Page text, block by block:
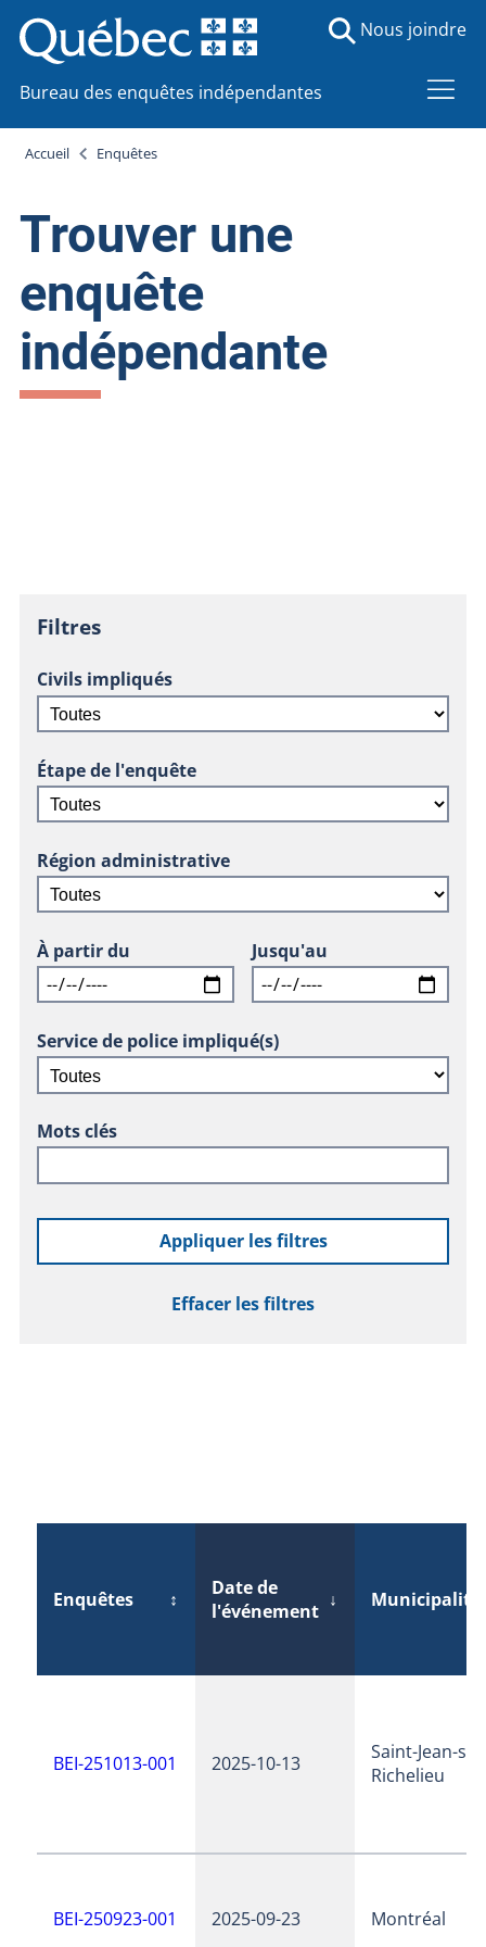
Bureau des enquêtes indépendantes
Nous joindre
Accueil Enquêtes
Trouver une
enquête
indépendante
Filtres
Civils impliqués
Étape de l'enquête
Région administrative
À partir du Jusqu'au
Service de police impliqué(s)
Mots clés
Appliquer les filtres
Effacer les filtres
Enquêtes ↕
Date de
l'événement ↓ Municipalité
BEI-251013-001 2025-10-13
Saint-Jean-
Richelieu
BEI-250923-001 2025-09-23 Montréal